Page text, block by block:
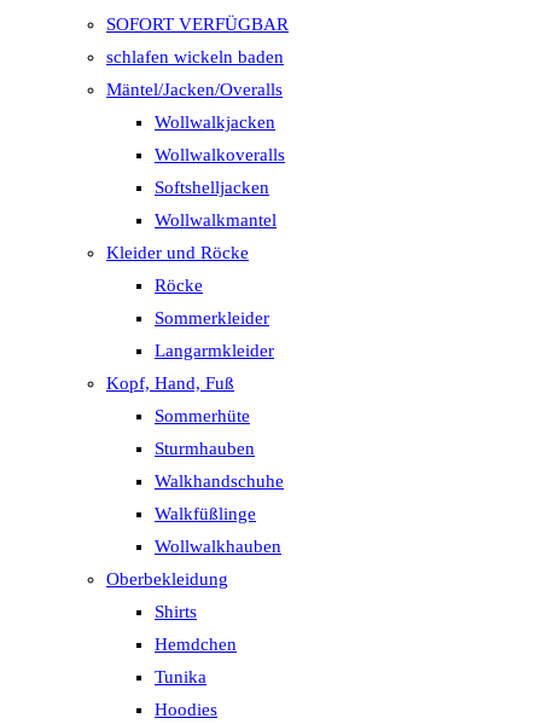
SOFORT VERFÜGBAR
schlafen wickeln baden
Mäntel/Jacken/Overalls
Wollwalkjacken
Wollwalkoveralls
Softshelljacken
Wollwalkmantel
Kleider und Röcke
Röcke
Sommerkleider
Langarmkleider
Kopf, Hand, Fuß
Sommerhüte
Sturmhauben
Walkhandschuhe
Walkfüßlinge
Wollwalkhauben
Oberbekleidung
Shirts
Hemdchen
Tunika
Hoodies